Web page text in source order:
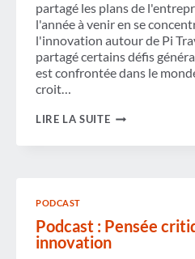
partagé les plans de
l'année à venir en se
l'innovation autour de Pi
partagé certains défis
est confrontée dans le
croit…
LIRE LA SUITEDISCUSSION
GÉNÉRATION
Y
ET
PODCAST
Podcast : Pensée
innovation